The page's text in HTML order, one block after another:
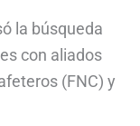
la búsqueda
con aliados
(FNC) y